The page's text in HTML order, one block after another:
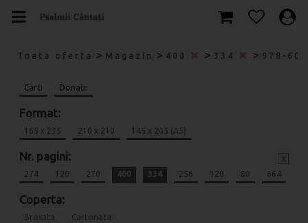
Toata oferta > Magazin > 400 > 334 > 978-
Carti Donatii
Format:
165 x 235 210 x 210 145 x 205 (A5)
Nr. pagini:
274 120 270 400 334 256 120 80 664
Coperta:
Brosata Cartonata